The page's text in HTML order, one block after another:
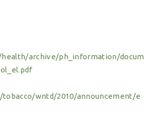
archive/ph_information/docum
wntd/2010/announcement/e